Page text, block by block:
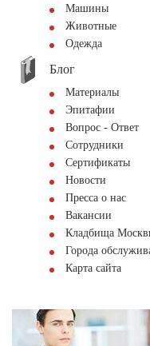
Машины
Животные
Одежда
Блог
Материалы
Эпитафии
Вопрос - Ответ
Сотрудники
Сертификаты
Новости
Пресса о нас
Вакансии
Кладбища
Города
Карта сайта